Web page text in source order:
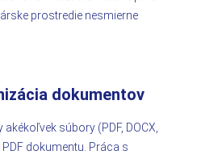
prostredie nesmierne
dokumentov
súbory (PDF, DOCX,
dokumentu. Práca s